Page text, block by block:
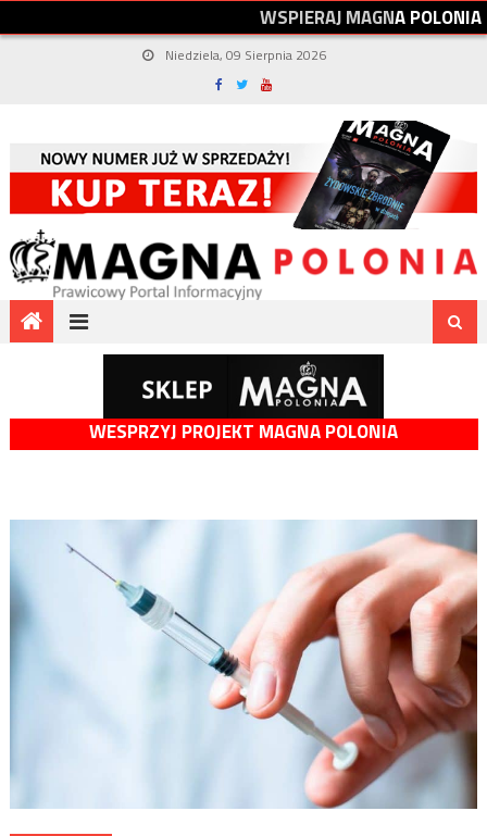
WSPIERAJMAGNAPOLONIA
Niedziela, 09 Sierpnia 2026
WESPRZYJ PROJEKT MAGNA POLONIA